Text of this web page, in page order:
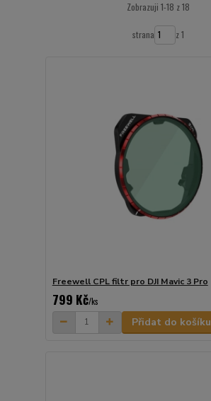
Zobrazuji 1-18 z 18
strana z 1
Freewell CPL filtr pro DJI Mavic 3 Pro
799 Kč/ks
Přidat do košíku